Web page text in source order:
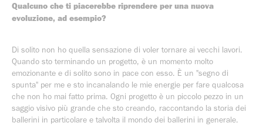
Qualcuno che ti piacerebbe riprendere per una nuova
evoluzione, ad esempio?
Di solito non ho quella sensazione di voler tornare ai vecchi lavori.
Quando sto terminando un progetto, è un momento molto
emozionante e di solito sono in pace con esso. È un "segno di
spunta" per me e sto incanalando le mie energie per fare qualcosa
che non ho mai fatto prima. Ogni progetto è un piccolo pezzo in un
saggio visivo più grande che sto creando, raccontando la storia dei
ballerini in particolare e talvolta il mondo dei ballerini in generale.